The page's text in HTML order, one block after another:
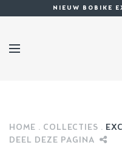
NIEUW BOBIKE
HOME COLLECTIES
DEEL DEZE PAGINA